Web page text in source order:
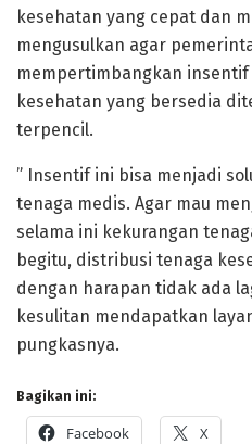
kesehatan yang cepat dan
mengusulkan agar
mempertimbangkan insentif
kesehatan yang bersedia
terpencil.
” Insentif ini bisa menjadi
tenaga medis. Agar mau
selama ini kekurangan
begitu, distribusi tenaga
dengan harapan tidak ada
kesulitan mendapatkan
pungkasnya.
Bagikan ini:
Facebook X